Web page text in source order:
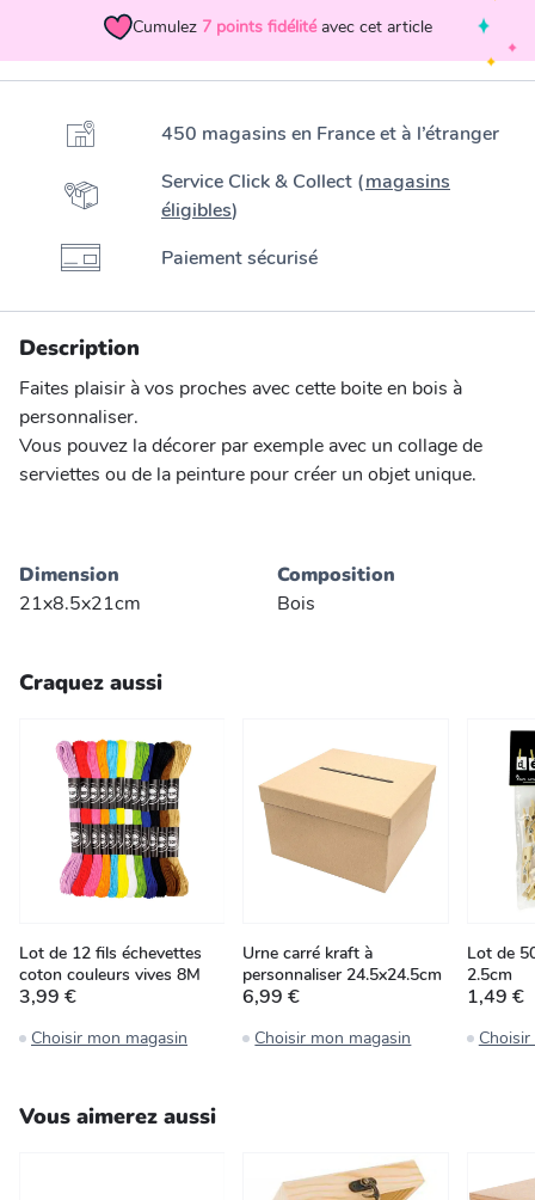
Cumulez 7 points fidélité avec cet article
450 magasins en France et à l’étranger
Service Click & Collect (magasins
éligibles)
Paiement sécurisé
Description
Faites plaisir à vos proches avec cette boite en bois à
personnaliser.
Vous pouvez la décorer par exemple avec un collage de
serviettes ou de la peinture pour créer un objet unique.
Dimension
21x8.5x21cm
Composition
Bois
Craquez aussi
Lot de 12 fils échevettes
coton couleurs vives 8M
3,99 €
Choisir mon magasin
Urne carré kraft à
personnaliser 24.5x24.5cm
6,99 €
Choisir mon magasin
Lot de
2.5cm
1,49 €
Vous aimerez aussi